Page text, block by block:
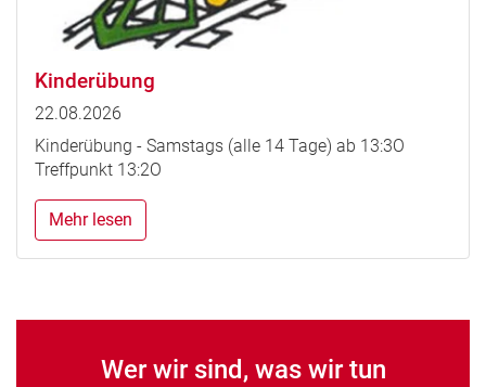
Kinderübung
22.08.2026
Kinderübung - Samstags (alle 14 Tage) ab 13:3O
Treffpunkt 13:2O
Mehr lesen
Wer wir sind, was wir tun